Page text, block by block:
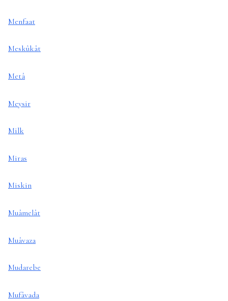
Menfaat
Meskûkât
Metâ
Meysir
Milk
Miras
Miskin
Muâmelât
Muâvaza
Mudarebe
Mufâvada